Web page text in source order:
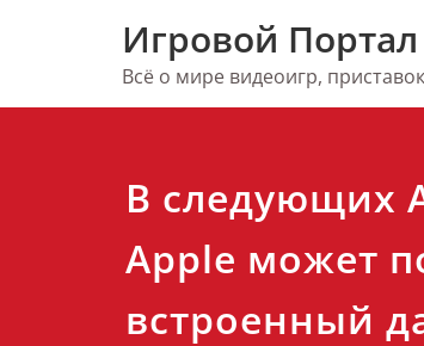
Игровой
Всё о мире видеоигр,
В следующих
Apple может
встроенный